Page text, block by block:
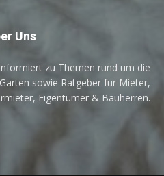
Uns
zu Themen rund um die
sowie Ratgeber für Mieter,
Eigentümer & Bauherren.